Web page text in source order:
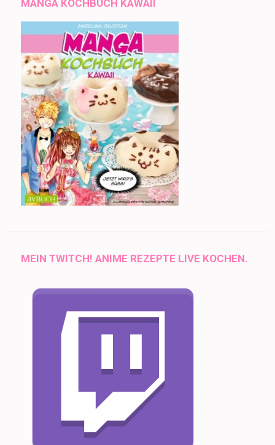
MANGA KOCHBUCH KAWAII
MEIN TWITCH! ANIME REZEPTE LIVE KOCHEN.